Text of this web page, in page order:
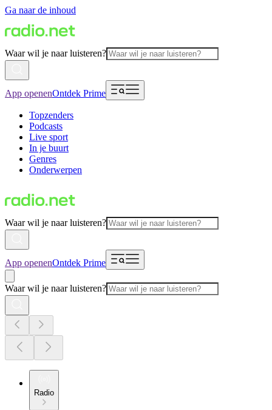
Ga naar de inhoud
Waar wil je naar luisteren?
App openenOntdek Prime
Topzenders
Podcasts
Live sport
In je buurt
Genres
Onderwerpen
Waar wil je naar luisteren?
App openenOntdek Prime
Waar wil je naar luisteren?
Radio